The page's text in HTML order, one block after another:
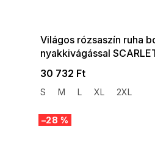
Világos rózsaszín ruha
nyakkivágással
30 732 Ft
S M L XL 2XL
–28 %